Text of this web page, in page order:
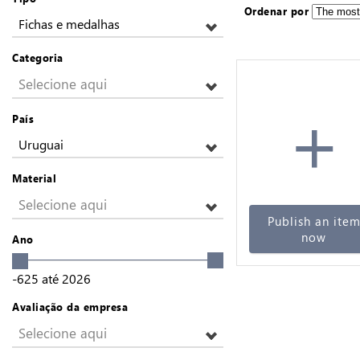
Fichas e medalhas
Categoria
Selecione aqui
País
Uruguai
Material
Selecione aqui
Ano
-625 até 2026
Avaliação da empresa
Selecione aqui
Ordenar por
+
Publish an item
now